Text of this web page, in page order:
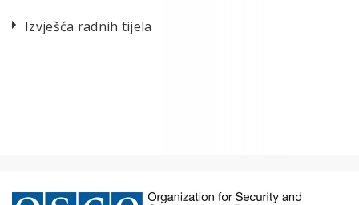
Izvješća radnih tijela